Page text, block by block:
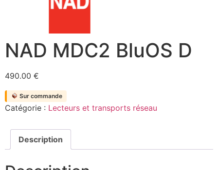
NAD MDC2 BluOS D
490.00 €
Sur commande
Catégorie : Lecteurs et transports réseau
Description